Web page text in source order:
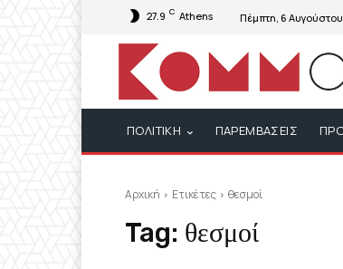
27.9 C Athens Πέμπτη, 6
ΠΟΛΙΤΙΚΗ ΠΑΡΕΜΒΑΣΕΙΣ
Αρχική Ετικέτες θεσμοί
Tag: θεσμοί